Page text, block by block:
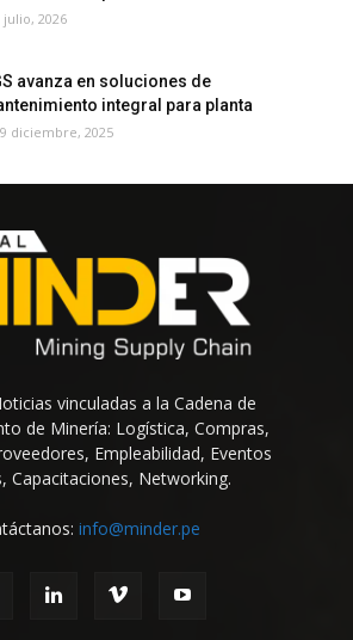
julio, 2026
avanza en soluciones de
integral para planta
diciembre, 2025
vinculadas a la Cadena de
de Minería: Logística, Compras,
Empleabilidad, Eventos
Capacitaciones, Networking.
info@minder.pe